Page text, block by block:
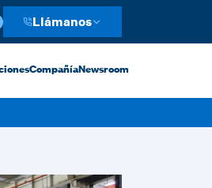
Llámanos
CompañíaNewsroom